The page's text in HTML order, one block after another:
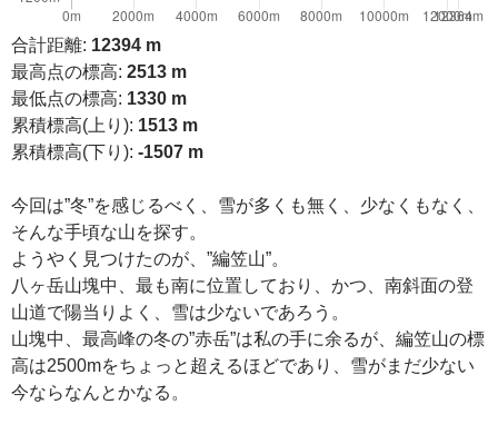
合計距離: 12394 m
最高点の標高: 2513 m
最低点の標高: 1330 m
累積標高(上り): 1513 m
累積標高(下り): -1507 m
今回は”冬”を感じるべく、雪が多くも無く、少なくもなく、
そんな手頃な山を探す。
ようやく見つけたのが、”編笠山”。
八ヶ岳山塊中、最も南に位置しており、かつ、南斜面の登
山道で陽当りよく、雪は少ないであろう。
山塊中、最高峰の冬の”赤岳”は私の手に余るが、編笠山の標
高は2500mをちょっと超えるほどであり、雪がまだ少ない
今ならなんとかなる。